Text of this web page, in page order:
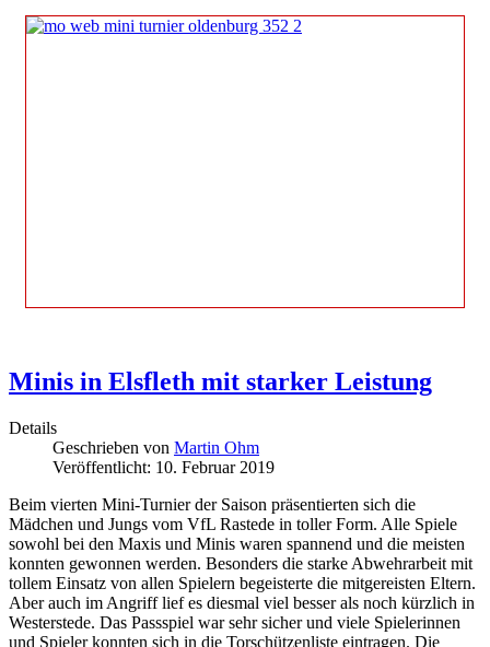
Minis in Elsfleth mit starker Leistung
Details
Geschrieben von Martin Ohm
Veröffentlicht: 10. Februar 2019
Beim vierten Mini-Turnier der Saison präsentierten sich die
Mädchen und Jungs vom VfL Rastede in toller Form. Alle Spiele
sowohl bei den Maxis und Minis waren spannend und die meisten
konnten gewonnen werden. Besonders die starke Abwehrarbeit mit
tollem Einsatz von allen Spielern begeisterte die mitgereisten Eltern.
Aber auch im Angriff lief es diesmal viel besser als noch kürzlich in
Westerstede. Das Passspiel war sehr sicher und viele Spielerinnen
und Spieler konnten sich in die Torschützenliste eintragen. Die